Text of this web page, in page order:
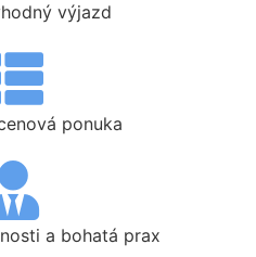
výjazd
ponuka
a bohatá prax